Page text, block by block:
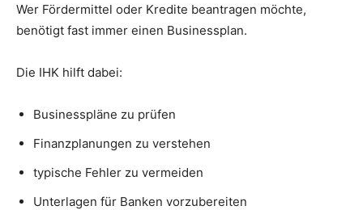
Wer Fördermittel oder Kredite beantragen möchte,
benötigt fast immer einen Businessplan.
Die IHK hilft dabei:
Businesspläne zu prüfen
Finanzplanungen zu verstehen
typische Fehler zu vermeiden
Unterlagen für Banken vorzubereiten